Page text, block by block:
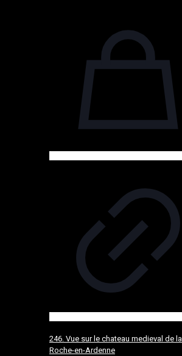
246. Vue sur le chateau medieval de la
Roche-en-Ardenne